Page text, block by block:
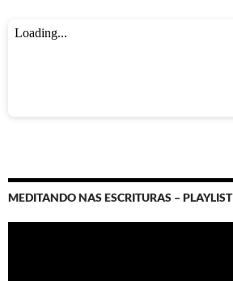
MEDITANDO NAS ESCRITURAS – PLAYLIST